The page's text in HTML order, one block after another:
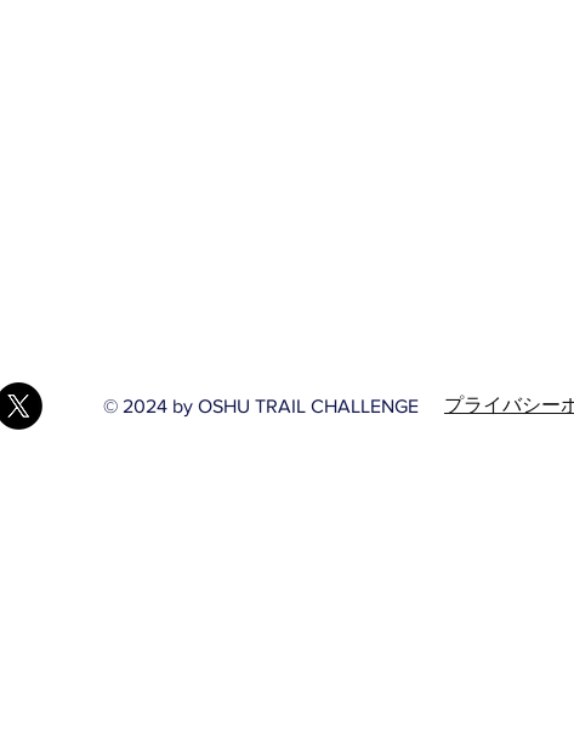
© 2024 by OSHU TRAIL CHALLENGE プライバシー